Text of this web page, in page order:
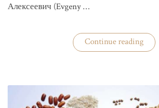
Алексеевич (Evgeny …
Continue reading